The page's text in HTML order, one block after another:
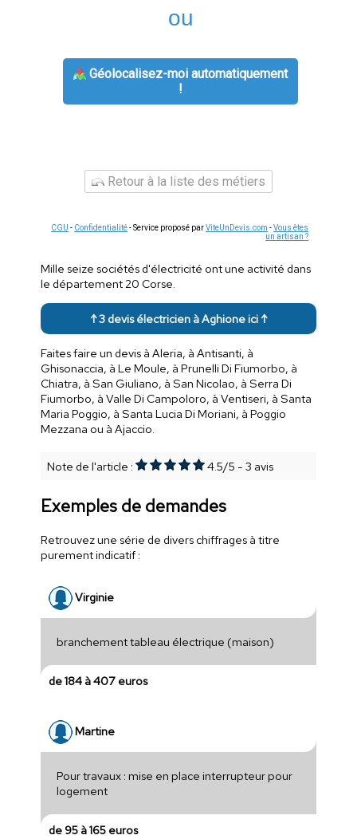
ou
Géolocalisez-moi automatiquement
!
Retour à la liste des métiers
CGU - Confidentialité- Service proposé parViteUnDevis.com -Vous êtes
un artisan ?
Mille seize sociétés d'électricité ont une activité dans
le département 20 Corse.
↑ 3 devis électricien à Aghione ici ↑
Faites faire un devis à Aleria, à Antisanti, à
Ghisonaccia, à Le Moule, à Prunelli Di Fiumorbo, à
Chiatra, à San Giuliano, à San Nicolao, à Serra Di
Fiumorbo, à Valle Di Campoloro, à Ventiseri, à Santa
Maria Poggio, à Santa Lucia Di Moriani, à Poggio
Mezzana ou à Ajaccio.
Note de l'article : 4.5/5 - 3 avis
Exemples de demandes
Retrouvez une série de divers chiffrages à titre
purement indicatif :
Virginie
branchement tableau électrique (maison)
de 184 à 407 euros
Martine
Pour travaux : mise en place interrupteur pour
logement
de 95 à 165 euros